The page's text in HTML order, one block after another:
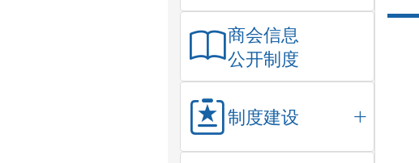
商会信息
公开制度
制度建设